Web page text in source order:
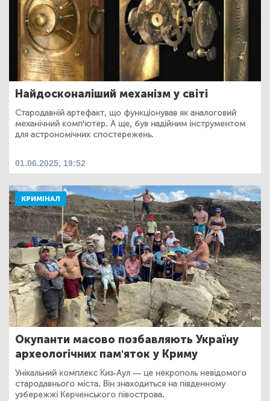
Найдосконаліший механізм у світі
Стародавній артефакт, що функціонував як аналоговий
механічний комп'ютер. А ще, був надійним інструментом
для астрономічних спостережень.
01.06.2025, 19:52
КРИМІНАЛ
Окупанти масово позбавляють Україну
археологічних пам'яток у Криму
Унікальний комплекс Киз-Аул — це некрополь невідомого
стародавнього міста. Він знаходиться на південному
узбережжі Керченського півострова.